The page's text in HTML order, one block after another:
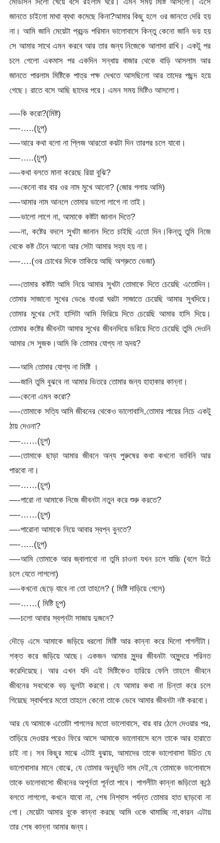
জানতে চাইলো মাথা ব্যথা কমেছে কিনা?আমার কিছু হলে ওর জানতে দেরি হয়
না। আমি জানি মেয়েটা প্রচন্ড পরিমান ভালোবাসে কিন্তু কেনো জানি ভয় হয়
সে আমার সাথে এমন করবে আর তার জন্য নিজেকে আলাদা রাখি। একটু পর
চলে গেলো একমাস পর একদিন সন্ধায় বাজার থেকে বাড়ি আসলাম আর
জানতে পারলাম মিষ্টিকে পাত্র পক্ষ দেখতে আসছিলো আর তাদের পছন্দ হয়ে
গেছে। রাতে বসে আছি ছাদের পরে। এমন সময় মিষ্টিও আসলো।
—-কি করো?(মিষ্ট)
—-…..(চুপ)
—-আরে কথা বলো না প্লিজ আরতো কয়টা দিন তারপর চলে যাবো।
—-…..(চুপ)
—-কথা বলতে মানা করেছে রিয়া বুঝি?
—-কেনো বার বার ওর নাম মুখে আনো? (জোর গলায় আমি)
—-আমার নাম আনলে তোমার ভালো লাগে না তাই।
—-ভালো লাগে না, আমাকে কষ্টটা জানান দিতে?
—-না, কষ্টের বদলে সুখটা জানান দিতে চাইছি এতো দিন।কিন্তু তুমি নিজে
থেকে কষ্ট টেনে আনো আর সেটা আমার সহ্য হয় না।
—-….(ওর চোখের দিকে তাকিয়ে আছি অশ্রুতে ভেজা)
—-তোমার কষ্টটা আমি নিয়ে আমার সুখটা তোমাকে দিতে চেয়েছি এতোদিন।
তোমার সাজানো সুখের ভেঙে যাওয়া ঘরটা সাজাতে চেয়েছি আমার সুখদিয়ে।
তোমার মুখের সেই হাসিটা আমি ফিরিয়ে দিতে চেয়েছি আমার হাসি দিয়ে।
তোমার কষ্টের জীবনটা আমার সুখের জীবনদিয়ে ভরিয়ে দিতে চেয়েছি তুমি দেওনি
আমার সে সুজক।আমি কি তোমার যোগ্য না হৃদয়?
—-আমি তোমার যোগ্য না মিষ্টি ।
—-জানি তুমি বুঝবে না আমার ভিতরে তোমার জন্য হাহাকার কান্না।
—-কেনো এমন করো?
—-তোমাকে সত্যি আমি জীবনের থেকেও ভালোবাসি,তোমার পায়ের নিচে একটু
ঠায় দেওনা?
—-……(চুপ)
—-তোমাকে ছাড়া আমার জীবনে অন্য পুরুষের কথা কখনো ভাবিনি আর
পারবো না।
—-……(চুপ)
—-পারো না আমাকে নিজে জীবনটা নতুন করে শুরু করতে?
—-……(চুপ)
—-পারোনা আমাকে নিয়ে আবার স্বপ্ন বুনতে?
—-…..(চুপ)
—-আমি তোমাকে আর জ্বালাবো না তুমি চাওনা যখন চলে যাচ্চি (বলে উঠে
চলে যেতে লাগলো)
—-কখনো ছেড়ে যাবে না তো তাহলে? ( মিষ্টি দাড়িয়ে গেলে)
—-……( মিষ্টি চুপ)
—-চলো আবার স্বপ্নটা সাজায় দুজনে?
দৌড়ে এসে আমাকে জড়িয়ে ধরলো মিষ্টি আর কান্না করে দিলো পাগলীটা।
শক্ত করে জড়িয়ে আছে। একজন আমার সুন্দর জীবনটা অসুন্দরে পরিনত
করেদিয়েছে। আর এখন যদি এই মিষ্টিকেও হারিয়ে ফেলি তাহলে জীবনে
জীবনের সবথেকে বড় ভুলটা করবো। যে আমার কথা না চিন্তা করে চলে
গিয়েছে স্বার্থপরে মতো তাহলে কেনো তাকে ভেবে আমার জীবনটা নষ্ট করবো।
আর যে আমাকে এতোটা পাগলের মতো ভালোবাসে, বার বার ঠেলে দেওয়ার পর,
তাড়িয়ে দেওয়ার পরেও ফিরে আসে আমাকে ভালোবাসে বলে তাকে আর হারাতে
চাই না। সব কিছুর মাঝে এটাই বুঝায়, আমাদের তাকে ভালোবাসা উচিত যে
ভালোবাসার মানে বোঝে, যে তোমার অনুভূতি দাম দেই,যে তোমাকে ভালোবাসে
তাকে ভালোবাসো জীবনের অপূর্নতা পূর্নতা পাবে। পাগলীটা কান্না জড়িতো কন্ঠে
বলতে লাগলো, কখনে যাবো না, শেষ নিশ্বাস পর্যন্ত তোমার হাত ছাড়বো না
গো। মেয়েটা আমার বুকে কান্না করছে আমি ওকে থামাচ্ছি না,কারন এটায়
তার শেষ কান্না আমার জন্য।